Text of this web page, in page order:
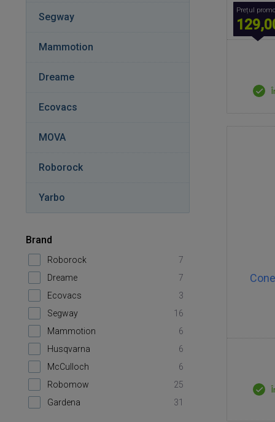
Prețul
Segway
Mammotion
Dreame
Ecovacs
MOVA
Roborock
Yarbo
Brand
Roborock
7
Dreame
7
Ecovacs
3
Segway
16
Mammotion
6
Husqvarna
6
McCulloch
6
Robomow
25
Gardena
31